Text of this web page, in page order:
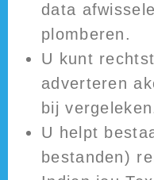
data
plomberen.
U kunt
adverteren
bij
U helpt
bestanden)